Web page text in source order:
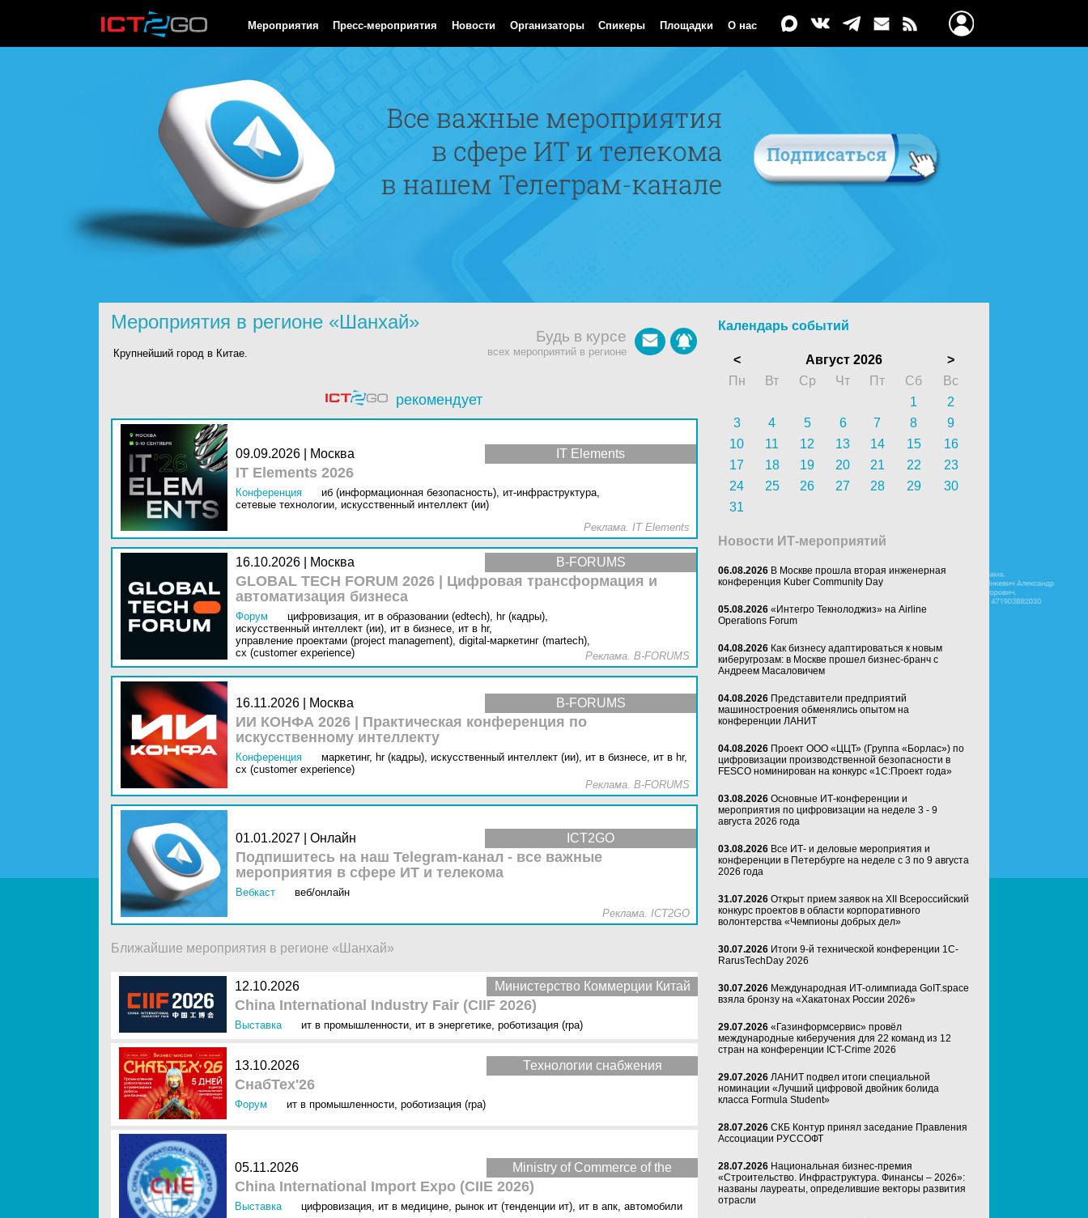
Мероприятия Пресс-мероприятия Новости Организаторы Спикеры Площадки О нас
Мероприятия в регионе «Шанхай»
Крупнейший город в Китае.
Будь в курсе
всех мероприятий в регионе
рекомендует
IT Elements
09.09.2026 | Москва
IT Elements 2026
Конференция иб (информационная безопасность), ит-инфраструктура,
сетевые технологии, искусственный интеллект (ии)
Реклама. IT Elements
B-FORUMS
16.10.2026 | Москва
GLOBAL TECH FORUM 2026 | Цифровая трансформация и
автоматизация бизнеса
Форум цифровизация, ит в образовании (edtech), hr (кадры),
искусственный интеллект (ии), ит в бизнесе, ит в hr,
управление проектами (project management), digital-маркетинг (martech),
cx (customer experience)
Реклама. B-FORUMS
B-FORUMS
16.11.2026 | Москва
ИИ КОНФА 2026 | Практическая конференция по
искусственному интеллекту
Конференция маркетинг, hr (кадры), искусственный интеллект (ии), ит в бизнесе, ит в hr,
cx (customer experience)
Реклама. B-FORUMS
ICT2GO
01.01.2027 | Онлайн
Подпишитесь на наш Telegram-канал - все важные
мероприятия в сфере ИТ и телекома
Вебкаст
веб/онлайн
Реклама. ICT2GO
Ближайшие мероприятия в регионе «Шанхай»
Министерство Коммерции Китай
12.10.2026
China International Industry Fair (CIIF 2026)
Выставка ит в промышленности, ит в энергетике, роботизация (rpa)
Технологии снабжения
13.10.2026
СнабТех'26
Форум ит в промышленности, роботизация (rpa)
Ministry of Commerce of the
05.11.2026
China International Import Expo (CIIE 2026)
Выставка цифровизация, ит в медицине, рынок ит (тенденции ит), ит в апк, автомобили
Календарь событий
< Август 2026
>
Пн
Вт Ср Чт Пт Сб
Вс
1
2
3
4 5 6 7 8
9
10
11 12 13 14 15
16
17
18 19 20 21 22
23
24
25 26 27 28 29
30
31
Новости ИТ-мероприятий
06.08.2026 В Москве прошла вторая инженерная
конференция Kuber Community Day
05.08.2026 «Интегро Текнолоджиз» на Airline
Operations Forum
04.08.2026 Как бизнесу адаптироваться к новым
киберугрозам: в Москве прошел бизнес-бранч с
Андреем Масаловичем
04.08.2026 Представители предприятий
машиностроения обменялись опытом на
конференции ЛАНИТ
04.08.2026 Проект ООО «ЦЦТ» (Группа «Борлас») по
цифровизации производственной безопасности в
FESCO номинирован на конкурс «1С:Проект года»
03.08.2026 Основные ИТ-конференции и
мероприятия по цифровизации на неделе 3 - 9
августа 2026 года
03.08.2026 Все ИТ- и деловые мероприятия и
конференции в Петербурге на неделе с 3 по 9 августа
2026 года
31.07.2026 Открыт прием заявок на XII Всероссийский
конкурс проектов в области корпоративного
волонтерства «Чемпионы добрых дел»
30.07.2026 Итоги 9-й технической конференции 1C-
RarusTechDay 2026
30.07.2026 Международная ИТ-олимпиада GoIT.space
взяла бронзу на «Хакатонах России 2026»
29.07.2026 «Газинформсервис» провёл
международные киберучения для 22 команд из 12
стран на конференции ICT-Crime 2026
29.07.2026 ЛАНИТ подвел итоги специальной
номинации «Лучший цифровой двойник болида
класса Formula Student»
28.07.2026 СКБ Контур принял заседание Правления
Ассоциации РУССОФТ
28.07.2026 Национальная бизнес-премия
«Строительство. Инфраструктура. Финансы – 2026»:
названы лауреаты, определившие векторы развития
отрасли